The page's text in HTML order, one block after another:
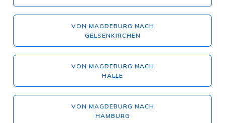
VON MAGDEBURG NACH
GELSENKIRCHEN
VON MAGDEBURG NACH
HALLE
VON MAGDEBURG NACH
HAMBURG